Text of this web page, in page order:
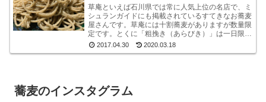
草庵といえば石川県では常に人気上位の名店で、ミ
シュランガイドにも掲載されているすてきなお蕎麦
屋さんです。草庵には十割蕎麦がありますが数量限
定です。とくに「粗挽き（あらびき）」は一日限定
１０食というレアな十割蕎麦です。もしも、十割粗
2017.04.30 2020.03.18
蕎麦のインスタグラム